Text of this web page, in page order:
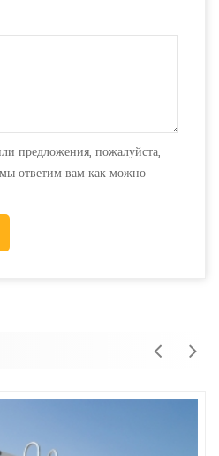
предложения, пожалуйста,
ответим вам как можно